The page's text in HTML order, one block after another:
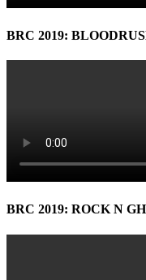
BRC 2019:
BRC 2019: ROCK N